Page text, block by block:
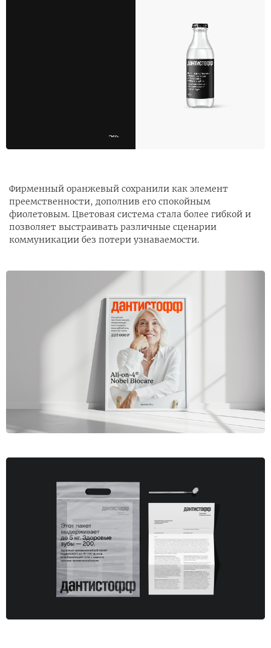
Фирменный оранжевый сохранили как элемент
преемственности, дополнив его спокойным
фиолетовым. Цветовая система стала более гибкой и
позволяет выстраивать различные сценарии
коммуникации без потери узнаваемости.